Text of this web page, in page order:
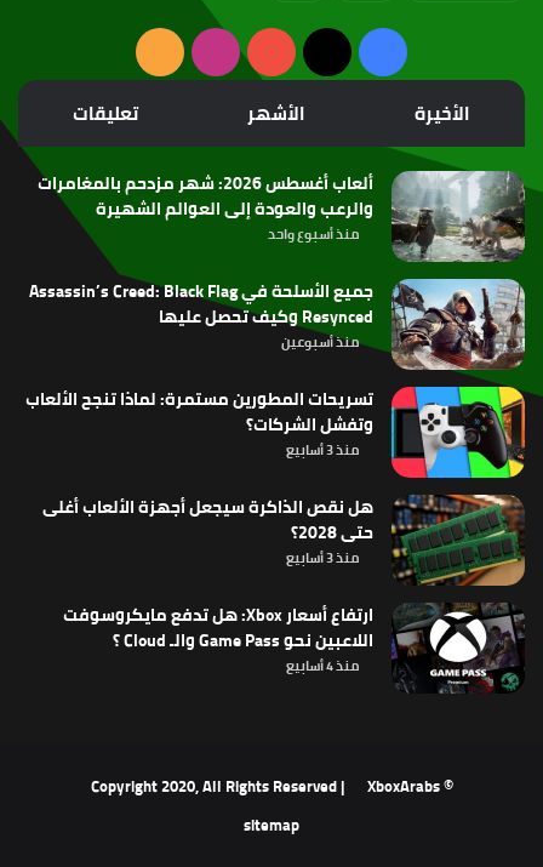
فيسبوك
‫X
‫YouTubeانستقرامملخص
الموقع
RSS
الأخيرة الأشهر تعليقات
ألعاب أغسطس 2026: شهر مزدحم بالمغامرات
والرعب والعودة إلى العوالم الشهيرة
منذ أسبوع واحد
جميع الأسلحة في Assassin’s Creed: Black Flag
Resynced وكيف تحصل عليها
منذ أسبوعين
تسريحات المطورين مستمرة: لماذا تنجح الألعاب
وتفشل الشركات؟
منذ 3 أسابيع
هل نقص الذاكرة سيجعل أجهزة الألعاب أغلى
حتى 2028؟
منذ 3 أسابيع
ارتفاع أسعار Xbox: هل تدفع مايكروسوفت
اللاعبين نحو Game Pass والـ Cloud ؟
منذ 4 أسابيع
© Copyright 2020, All Rights Reserved |
XboxArabs
sitemap